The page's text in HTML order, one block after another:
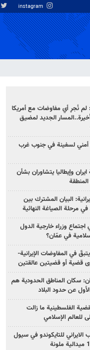
لم نُجرِ أي مفاوضات مع أمريكا
الجديد لمضيق
لسفينة في جنوب غرب
ايران وإيطاليا يتشاوران بشأن
البيان المشترك بين
مرحلة الصياغة النهائية
وزراء خارجية الدول
في عمّان؟
في المفاوضات الإيرانية-
قضية أو قضيتين عالقتين
سكان المناطق الحدودية هم
عن حدود البلاد
الفلسطينية ما زالت
للعالم الإسلامي
الايراني للتايكوندو في سيول